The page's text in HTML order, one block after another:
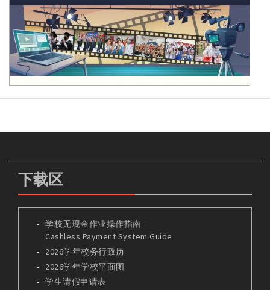
下载区
学校无现金作业操作指南
Cashless Payment System Guide
2026学年校务行政历
2026学年学校平面图
学生请假申请表